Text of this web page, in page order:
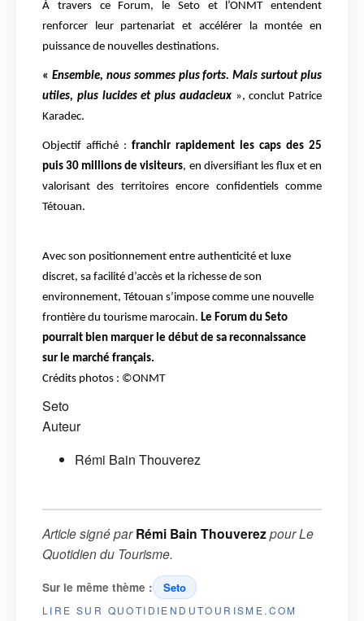
À travers ce Forum, le Seto et l’ONMT entendent
renforcer leur partenariat et accélérer la montée en
puissance de nouvelles destinations.
« Ensemble, nous sommes plus forts. Mais surtout plus
utiles, plus lucides et plus audacieux», conclut Patrice
Karadec.
Objectif affiché : franchir rapidement les caps des 25
puis 30 millions de visiteurs, en diversifiant les flux et en
valorisant des territoires encore confidentiels comme
Tétouan.
Avec son positionnement entre authenticité et luxe
discret, sa facilité d’accès et la richesse de son
environnement, Tétouan s’impose comme une nouvelle
frontière du tourisme marocain. Le Forum du Seto
pourrait bien marquer le début de sa reconnaissance
sur le marché français.
Crédits photos : ©ONMT
Seto
Auteur
Rémi Bain Thouverez
Article signé parRémi Bain ThouverezpourLe
Quotidien du Tourisme.
Sur le même thème : Seto
LIRE SUR QUOTIDIENDUTOURISME.COM